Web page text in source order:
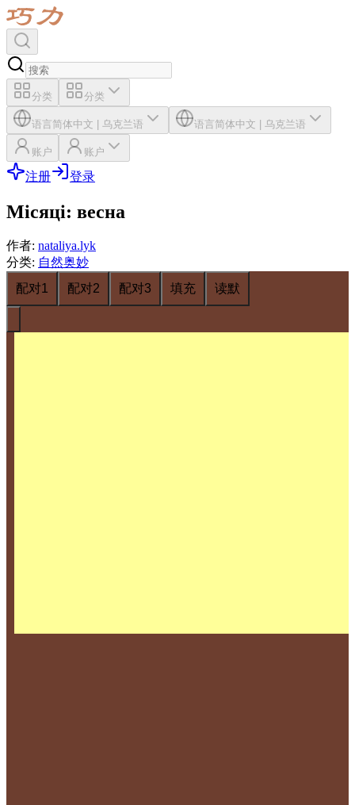
分类 分类
语言简体中文 | 乌克兰语 语言简体中文 | 乌克兰语
账户 账户
注册 登录
Місяці: весна
作者: nataliya.lyk
分类: 自然奥妙
配对1
配对2 配对3 填充 读默